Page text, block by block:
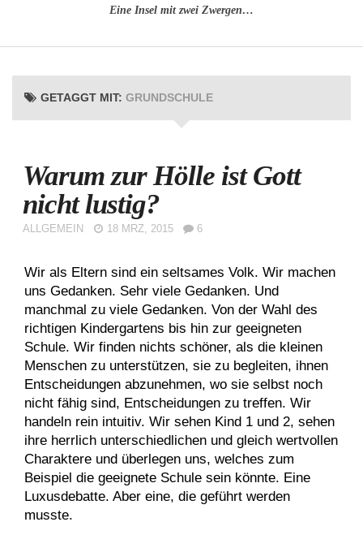
Eine Insel mit zwei Zwergen…
GETAGGT MIT: GRUNDSCHULE
Warum zur Hölle ist Gott
nicht lustig?
ALLGEMEIN 18 MRZ, 2015 6
Wir als Eltern sind ein seltsames Volk. Wir machen
uns Gedanken. Sehr viele Gedanken. Und
manchmal zu viele Gedanken. Von der Wahl des
richtigen Kindergartens bis hin zur geeigneten
Schule. Wir finden nichts schöner, als die kleinen
Menschen zu unterstützen, sie zu begleiten, ihnen
Entscheidungen abzunehmen, wo sie selbst noch
nicht fähig sind, Entscheidungen zu treffen. Wir
handeln rein intuitiv. Wir sehen Kind 1 und 2, sehen
ihre herrlich unterschiedlichen und gleich wertvollen
Charaktere und überlegen uns, welches zum
Beispiel die geeignete Schule sein könnte. Eine
Luxusdebatte. Aber eine, die geführt werden
musste.